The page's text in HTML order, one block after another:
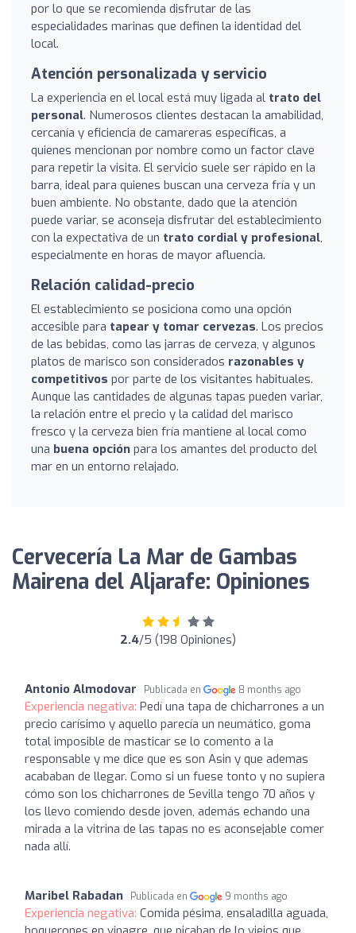
por lo que se recomienda disfrutar de las
especialidades marinas que definen la identidad del
local.
Atención personalizada y servicio
La experiencia en el local está muy ligada al trato del
personal. Numerosos clientes destacan la amabilidad,
cercanía y eficiencia de camareras específicas, a
quienes mencionan por nombre como un factor clave
para repetir la visita. El servicio suele ser rápido en la
barra, ideal para quienes buscan una cerveza fría y un
buen ambiente. No obstante, dado que la atención
puede variar, se aconseja disfrutar del establecimiento
con la expectativa de un trato cordial y profesional,
especialmente en horas de mayor afluencia.
Relación calidad-precio
El establecimiento se posiciona como una opción
accesible para tapear y tomar cervezas. Los precios
de las bebidas, como las jarras de cerveza, y algunos
platos de marisco son considerados razonables y
competitivos por parte de los visitantes habituales.
Aunque las cantidades de algunas tapas pueden variar,
la relación entre el precio y la calidad del marisco
fresco y la cerveza bien fría mantiene al local como
una buena opción para los amantes del producto del
mar en un entorno relajado.
Cervecería La Mar de Gambas
Mairena del Aljarafe: Opiniones
2.4/5 (198 Opiniones)
Antonio Almodovar Publicada en 8 months ago
Experiencia negativa: Pedí una tapa de chicharrones a un
precio carísimo y aquello parecía un neumático, goma
total imposible de masticar se lo comento a la
responsable y me dice que es son Asin y que ademas
acababan de llegar. Como si un fuese tonto y no supiera
cómo son los chicharrones de Sevilla tengo 70 años y
los llevo comiendo desde joven, además echando una
mirada a la vitrina de las tapas no es aconsejable comer
nada allí.
Maribel Rabadan Publicada en 9 months ago
Experiencia negativa: Comida pésima, ensaladilla aguada,